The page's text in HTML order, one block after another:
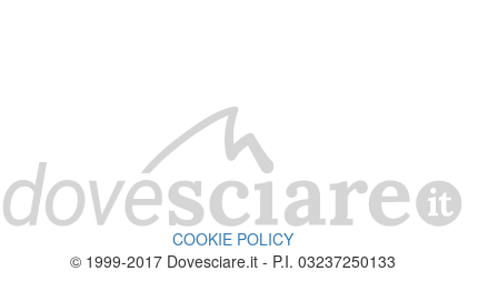
COOKIE POLICY
© 1999-2017 Dovesciare.it - P.I. 03237250133